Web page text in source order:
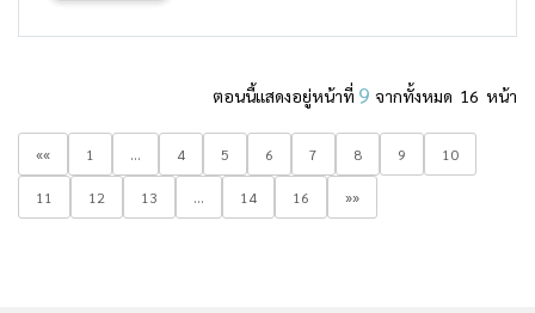
โดยมาอาศัยในวิหารร้างที่ผุพัง ความหนาวเหน็บ
ครอบครัวที่ยากจนนี้อยู่รอด เงิน เงิน เงิน เงิน
การทำสบู่ขึ้นมา เพื่อนำไปขายหาเงิน นางอยาก
เปิดร้านเป็นของตัวเอง แต่ก็ใช้เงินมากเหลือเกิน
องค์ชายหวังเยี่ย : เพียงได้พบโดยบังเอิญ ข้าก็ไม่
อาจละสายตาจากนางได้เลย นางไม่ต้องการให้ข้า
ช่วยเหลือจริงๆ งั้นหรือ จีจี๋ฉิง : เงินทั้งหมดเป็น
ตอนนี้แสดงอยู่หน้าที่ 9 จากทั้งหมด 16 หน้า
«« 1 ... 4 5 6 7 8 9 10
11 12 13 ... 14 16 »»